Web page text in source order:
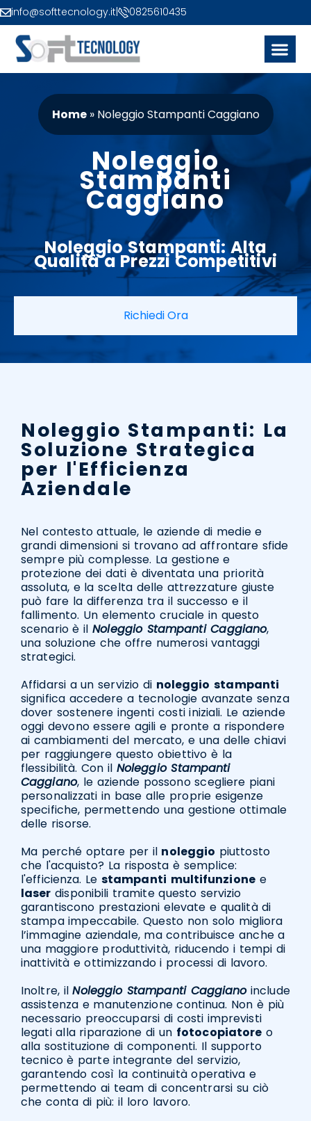
info@softtecnology.it 0825610435
Home» Noleggio Stampanti Caggiano
Noleggio
Stampanti
Caggiano
Noleggio Stampanti: Alta
Qualità a Prezzi Competitivi
Richiedi Ora
Noleggio Stampanti: La
Soluzione Strategica
per l'Efficienza
Aziendale
Nel contesto attuale, le aziende di medie e
grandi dimensioni si trovano ad affrontare sfide
sempre più complesse. La gestione e
protezione dei dati è diventata una priorità
assoluta, e la scelta delle attrezzature giuste
può fare la differenza tra il successo e il
fallimento. Un elemento cruciale in questo
scenario è ilNoleggio Stampanti Caggiano,
una soluzione che offre numerosi vantaggi
strategici.
Affidarsi a un servizio di noleggio stampanti
significa accedere a tecnologie avanzate senza
dover sostenere ingenti costi iniziali. Le aziende
oggi devono essere agili e pronte a rispondere
ai cambiamenti del mercato, e una delle chiavi
per raggiungere questo obiettivo è la
flessibilità. Con il Noleggio Stampanti
Caggiano, le aziende possono scegliere piani
personalizzati in base alle proprie esigenze
specifiche, permettendo una gestione ottimale
delle risorse.
Ma perché optare per il noleggio piuttosto
che l'acquisto? La risposta è semplice:
l'efficienza. Le stampanti multifunzionee
laser disponibili tramite questo servizio
garantiscono prestazioni elevate e qualità di
stampa impeccabile. Questo non solo migliora
l’immagine aziendale, ma contribuisce anche a
una maggiore produttività, riducendo i tempi di
inattività e ottimizzando i processi di lavoro.
Inoltre, ilNoleggio Stampanti Caggianoinclude
assistenza e manutenzione continua. Non è più
necessario preoccuparsi di costi imprevisti
legati alla riparazione di un fotocopiatore o
alla sostituzione di componenti. Il supporto
tecnico è parte integrante del servizio,
garantendo così la continuità operativa e
permettendo ai team di concentrarsi su ciò
che conta di più: il loro lavoro.